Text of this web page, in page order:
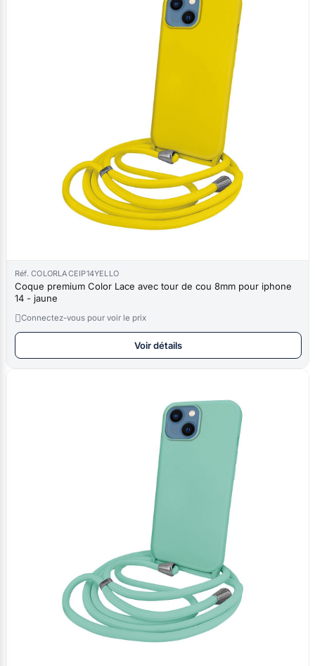
Réf. COLORLACEIP14YELLO
Coque premium Color Lace avec tour de cou 8mm pour iphone
14 - jaune
Connectez-vous pour voir le prix
Voir détails